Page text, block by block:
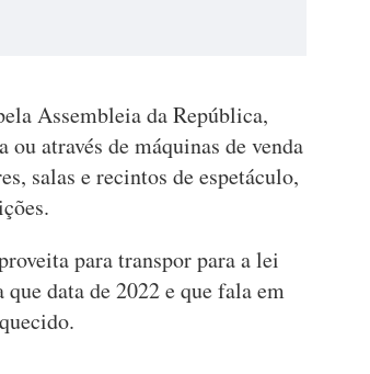
Assembleia da República,
através de máquinas de venda
salas e recintos de espetáculo,
para transpor para a lei
data de 2022 e que fala em